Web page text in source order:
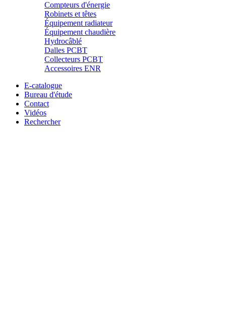
Compteurs d'énergie
Robinets et têtes
Équipement radiateur
Équipement chaudière
Hydrocâblé
Dalles PCBT
Collecteurs PCBT
Accessoires ENR
E-catalogue
Bureau d'étude
Contact
Vidéos
Rechercher